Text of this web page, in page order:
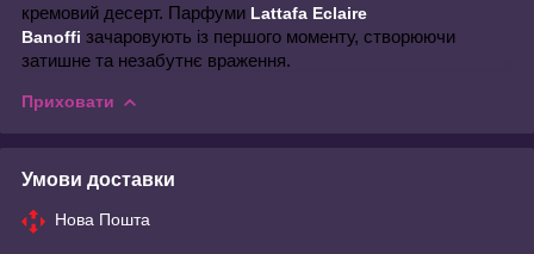
кремовий десерт. Парфуми Lattafa Eclaire
Banoffi зачаровують із першого моменту, створюючи
затишне та незабутнє враження.
Приховати
Умови доставки
Нова Пошта